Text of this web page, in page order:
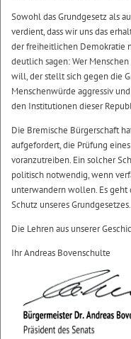
Sowohl das Grundgesetz als
verdient, dass wir uns das
der freiheitlichen Demokratie
deutlich sagen: Wer
will, der stellt sich gegen die
Menschenwürde aggressiv
den Institutionen dieser
Die Bremische Bürgerschaft
aufgefordert, die Prüfung eines
voranzutreiben. Ein solcher
politisch notwendig, wenn
unterwandern wollen. Es
Schutz unseres Grundgesetzes.
Die Lehren aus unserer
Ihr Andreas Bovenschulte